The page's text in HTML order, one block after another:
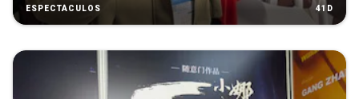
ESPECTÁCULOS 41D